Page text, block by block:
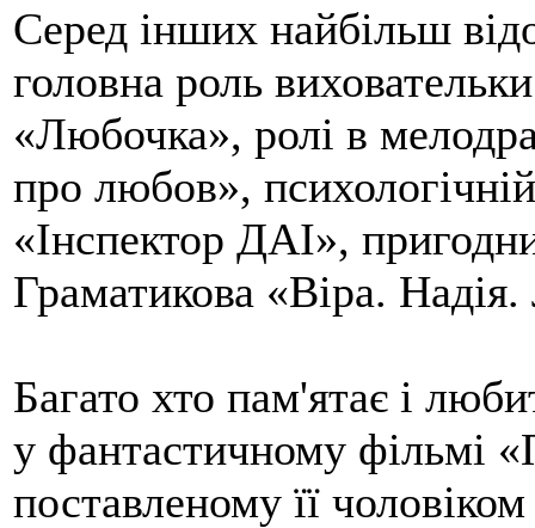
Серед інших найбільш
головна роль
«Любочка», ролі в
про любов»,
«Інспектор ДАІ»,
Граматикова «Віра.
Багато хто пам'ятає і
у фантастичному фільмі
поставленому її